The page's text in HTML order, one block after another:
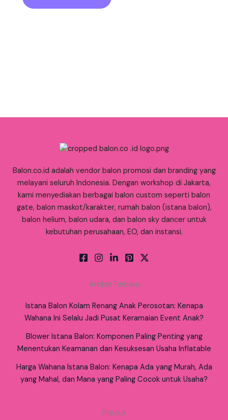
Balon.co.id adalah vendor balon promosi dan branding yang
melayani seluruh Indonesia. Dengan workshop di Jakarta,
kami menyediakan berbagai balon custom seperti balon
gate, balon maskot/karakter, rumah balon (istana balon),
balon helium, balon udara, dan balon sky dancer untuk
kebutuhan perusahaan, EO, dan instansi.
Artikel Terbaru
Istana Balon Kolam Renang Anak Perosotan: Kenapa
Wahana Ini Selalu Jadi Pusat Keramaian Event Anak?
Blower Istana Balon: Komponen Paling Penting yang
Menentukan Keamanan dan Kesuksesan Usaha Inflatable
Harga Wahana Istana Balon: Kenapa Ada yang Murah, Ada
yang Mahal, dan Mana yang Paling Cocok untuk Usaha?
Produk